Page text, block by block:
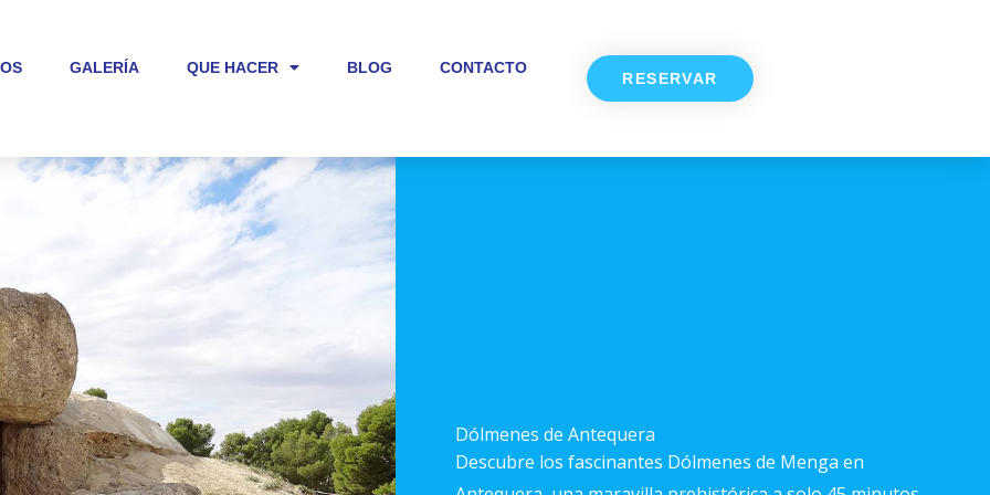
GALERÍA QUE HACER BLOG CONTACTO
RESERVAR
Dólmenes de Antequera
Descubre los fascinantes Dólmenes de Menga en